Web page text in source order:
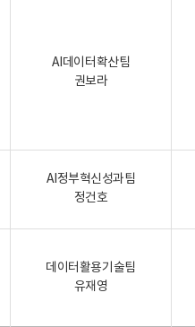
AI데이터확산팀
권보라
AI정부혁신성과팀
정건호
데이터활용기술팀
유재영